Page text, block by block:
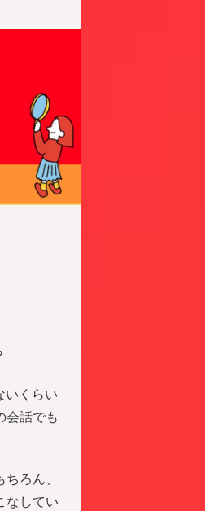
いくらい
会話でも
ろん、
なしてい